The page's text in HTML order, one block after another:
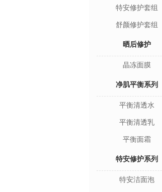
特安修护套组
舒颜修护套组
晒后修护
晶冻面膜
净肌平衡系列
平衡清透水
平衡清透乳
平衡面霜
特安修护系列
特安洁面泡